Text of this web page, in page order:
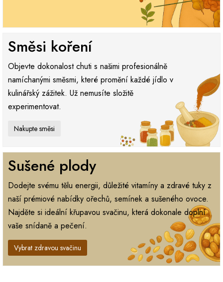
Směsi koření
Objevte dokonalost chuti s našimi profesionálně
namíchanými směsmi, které promění každé jídlo v
kulinářský zážitek. Už nemusíte složitě
experimentovat.
Nakupte směsi
Sušené plody
Dodejte svému tělu energii, důležité vitamíny a zdravé tuky z
naší prémiové nabídky ořechů, semínek a sušeného ovoce.
Najděte si ideální křupavou svačinu, která dokonale doplní
vaše snídaně a pečení.
Vybrat zdravou svačinu